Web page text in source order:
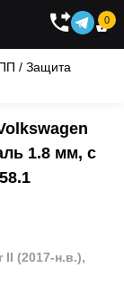

0
/Защита
1.8 мм, с
(2017-н.в.),